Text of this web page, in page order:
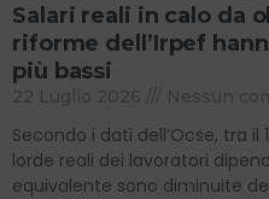
Salari reali in calo da
riforme dell’Irpef
più bassi
22 Luglio 2026 Nessun
Secondo i dati dell’Ocse, tra il
lorde reali dei lavoratori
equivalente sono diminuite